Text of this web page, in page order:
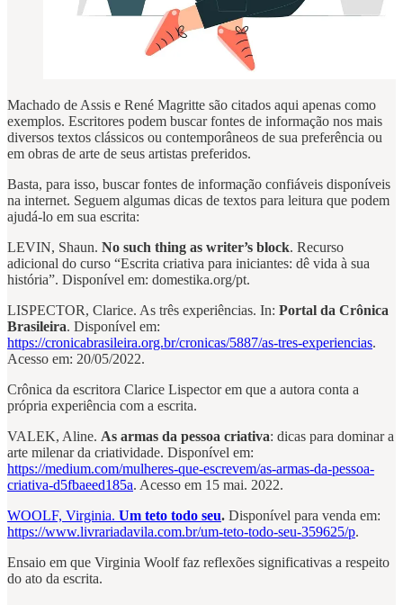
Machado de Assis e René Magritte são citados aqui apenas como
exemplos. Escritores podem buscar fontes de informação nos mais
diversos textos clássicos ou contemporâneos de sua preferência ou
em obras de arte de seus artistas preferidos.
Basta, para isso, buscar fontes de informação confiáveis disponíveis
na internet. Seguem algumas dicas de textos para leitura que podem
ajudá-lo em sua escrita:
LEVIN, Shaun. No such thing as writer’s block. Recurso
adicional do curso “Escrita criativa para iniciantes: dê vida à sua
história”. Disponível em: domestika.org/pt.
LISPECTOR, Clarice. As três experiências. In: Portal da Crônica
Brasileira. Disponível em:
https://cronicabrasileira.org.br/cronicas/5887/as-tres-experiencias.
Acesso em: 20/05/2022.
Crônica da escritora Clarice Lispector em que a autora conta a
própria experiência com a escrita.
VALEK, Aline. As armas da pessoa criativa: dicas para dominar a
arte milenar da criatividade. Disponível em:
https://medium.com/mulheres-que-escrevem/as-armas-da-pessoa-
criativa-d5fbaeed185a. Acesso em 15 mai. 2022.
WOOLF, Virginia. Um teto todo seu. Disponível para venda em:
https://www.livrariadavila.com.br/um-teto-todo-seu-359625/p.
Ensaio em que Virginia Woolf faz reflexões significativas a respeito
do ato da escrita.